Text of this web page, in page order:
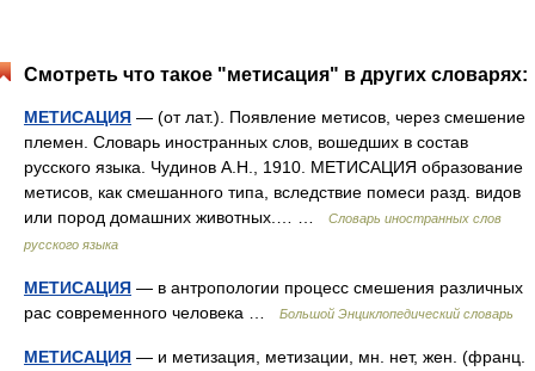
Смотреть что такое "метисация" в других словарях:
МЕТИСАЦИЯ — (от лат.). Появление метисов, через смешение
племен. Словарь иностранных слов, вошедших в состав
русского языка. Чудинов А.Н., 1910. МЕТИСАЦИЯ образование
метисов, как смешанного типа, вследствие помеси разд. видов
или пород домашних животных.… …
Словарь иностранных слов
русского языка
МЕТИСАЦИЯ — в антропологии процесс смешения различных
рас современного человека …
Большой Энциклопедический словарь
МЕТИСАЦИЯ — и метизация, метизации, мн. нет, жен. (франц.